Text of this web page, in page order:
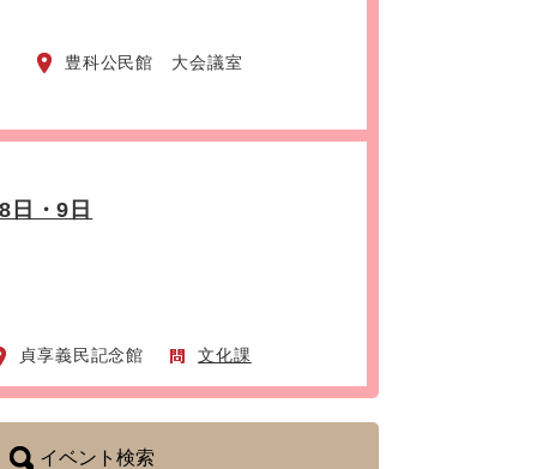
豊科公民館 大会議室
・9日
貞享義民記念館 文化課
イベント検索